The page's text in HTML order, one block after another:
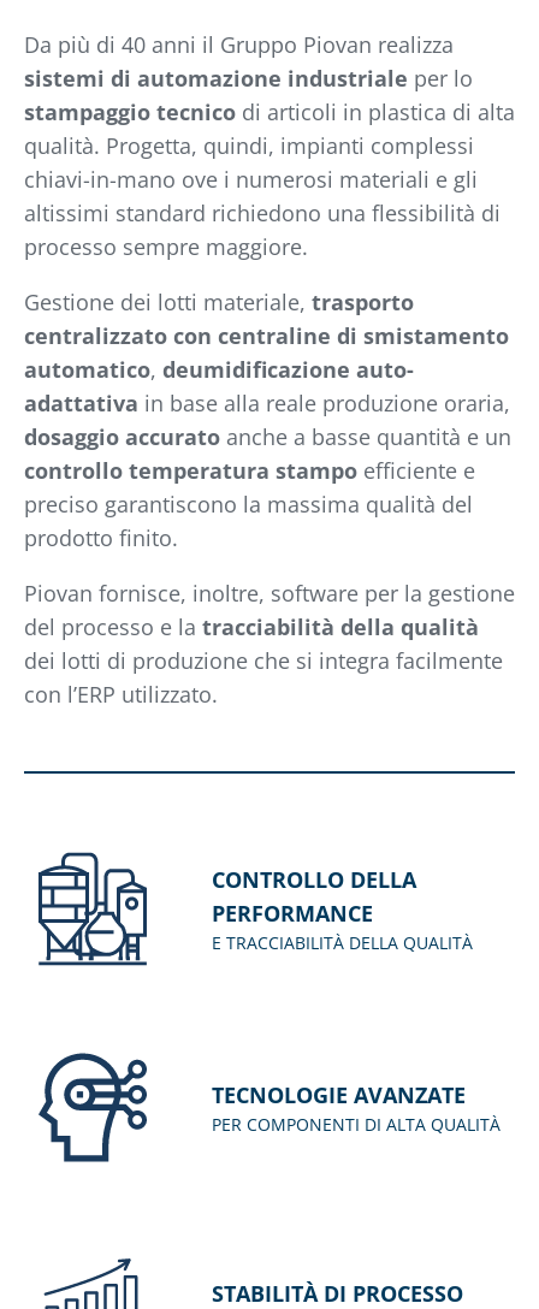
Da più di 40 anni il Gruppo Piovan realizza
sistemi di automazione industriale per lo
stampaggio tecnico di articoli in plastica di alta
qualità. Progetta, quindi, impianti complessi
chiavi-in-mano ove i numerosi materiali e gli
altissimi standard richiedono una flessibilità di
processo sempre maggiore.
Gestione dei lotti materiale, trasporto
centralizzato con centraline di smistamento
automatico, deumidificazione auto-
adattativa in base alla reale produzione oraria,
dosaggio accurato anche a basse quantità e un
controllo temperatura stampo efficiente e
preciso garantiscono la massima qualità del
prodotto finito.
Piovan fornisce, inoltre, software per la gestione
del processo e la tracciabilità della qualità
dei lotti di produzione che si integra facilmente
con l’ERP utilizzato.
CONTROLLO DELLA
PERFORMANCE
E TRACCIABILITÀ DELLA QUALITÀ
TECNOLOGIE AVANZATE
PER COMPONENTI DI ALTA QUALITÀ
STABILITÀ DI PROCESSO